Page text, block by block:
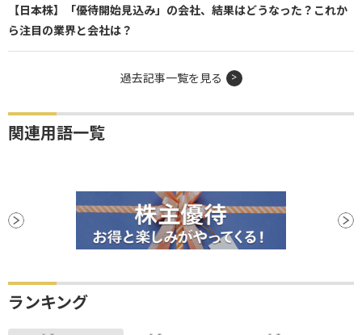
【日本株】「優待開始見込み」の会社、結果はどうなった？これか
ら注目の業界と会社は？
過去記事一覧を見る
関連用語一覧
ランキング